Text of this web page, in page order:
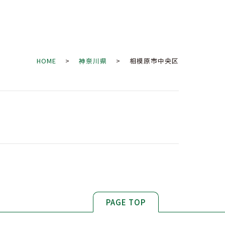
HOME > 神奈川県 > 相模原市中央区
PAGE TOP